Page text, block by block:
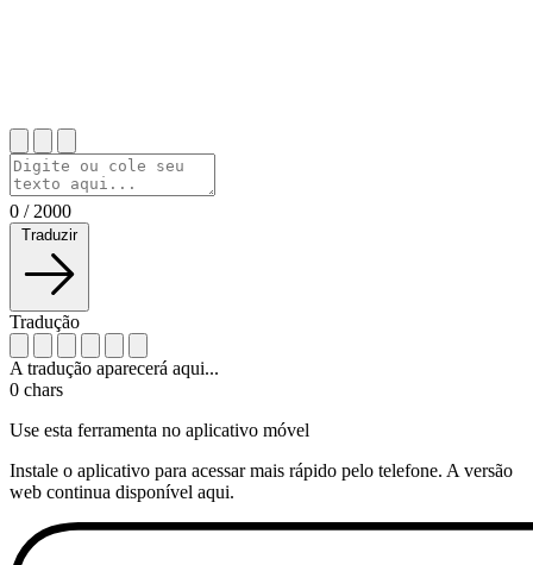
0 / 2000
Traduzir
Tradução
A tradução aparecerá aqui...
0 chars
Use esta ferramenta no aplicativo móvel
Instale o aplicativo para acessar mais rápido pelo telefone. A versão
web continua disponível aqui.